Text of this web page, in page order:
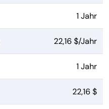
1 Jahr
22,16 $/Jahr
1 Jahr
22,16 $